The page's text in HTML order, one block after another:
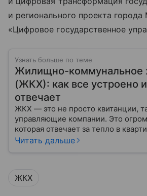
и регионального проекта
«Цифровое государственное
Узнать больше по теме
Жилищно-коммунальное
(ЖКХ): как все устроено и
отвечает
ЖКХ — это не просто квитанции,
управляющие компании. Это
которая отвечает за тепло в
кране, освещение улиц и чистоту
Читать дальше
ЖКХ